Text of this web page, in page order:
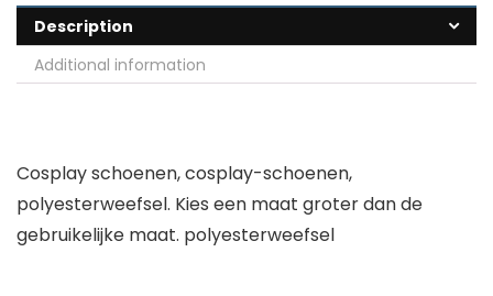
Description
Additional information
Cosplay schoenen, cosplay-schoenen,
polyesterweefsel. Kies een maat groter dan de
gebruikelijke maat. polyesterweefsel